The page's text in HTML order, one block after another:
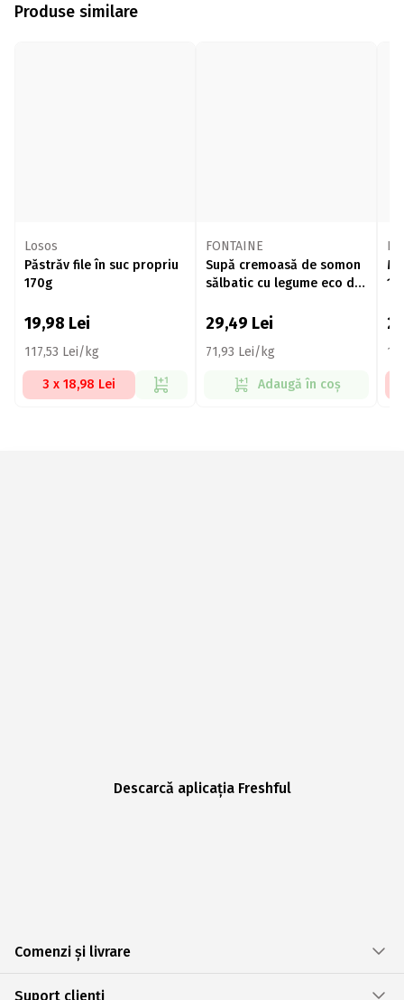
Produse similare
Losos
Păstrăv file în suc propriu
170g
19,98 Lei
117,53 Lei/kg
3 x 18,98 Lei
FONTAINE
Supă cremoasă de somon
sălbatic cu legume eco de
29,49 Lei
71,93 Lei/kg
Adaugă în coș
Descarcă aplicația Freshful
Comenzi și livrare
Suport clienți